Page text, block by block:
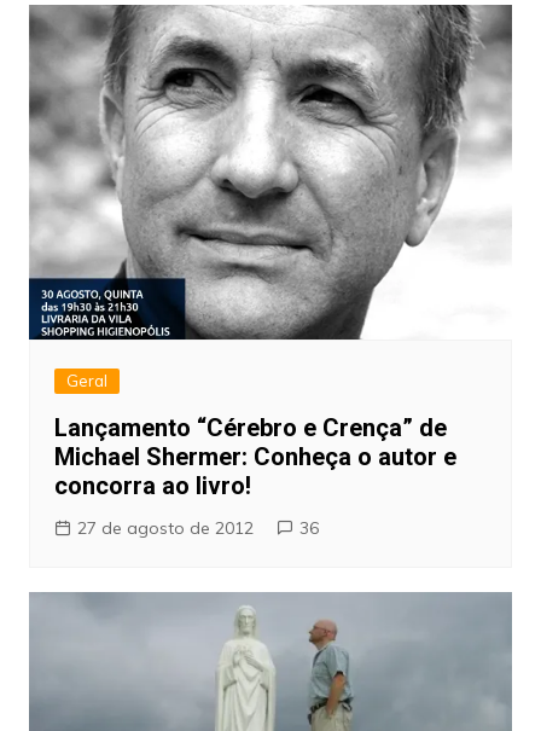
Geral
Lançamento “Cérebro e Crença” de
Michael Shermer: Conheça o autor e
concorra ao livro!
27 de agosto de 2012 36